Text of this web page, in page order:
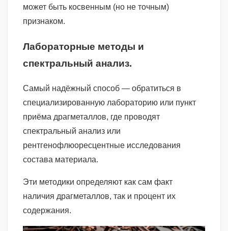
может быть косвенным (но не точным)
признаком.
Лабораторные методы и
спектральный анализ.
Самый надёжный способ — обратиться в
специализированную лабораторию или пункт
приёма драгметаллов, где проводят
спектральный анализ или
рентгенофлюоресцентные исследования
состава материала.
Эти методики определяют как сам факт
наличия драгметаллов, так и процент их
содержания.